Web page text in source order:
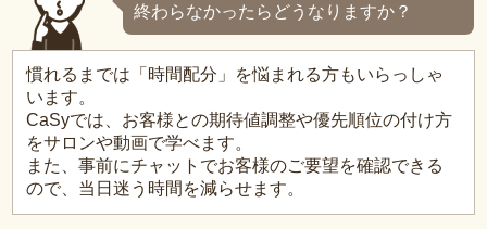
終わらなかったらどうなりますか？
慣れるまでは「時間配分」を悩まれる方もいらっしゃ
います。
CaSyでは、お客様との期待値調整や優先順位の付け方
をサロンや動画で学べます。
また、事前にチャットでお客様のご要望を確認できる
ので、当日迷う時間を減らせます。